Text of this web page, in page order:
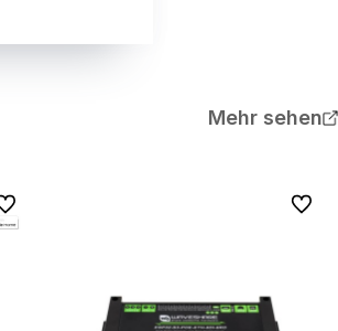
Mehr sehen
Favoriten Zu